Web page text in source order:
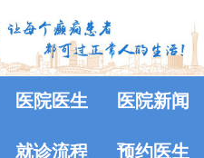
医院医生 医院新闻
就诊流程 预约医生